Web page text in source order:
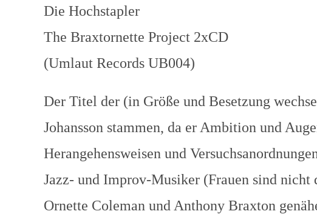
Die Hochstapler
The Braxtornette Project 2xCD
(Umlaut Records UB004)
Der Titel der (in Größe und Besetzung
Johansson stammen, da er Ambition und
Herangehensweisen und
Jazz- und Improv-Musiker (Frauen sind
Ornette Coleman und Anthony Braxton